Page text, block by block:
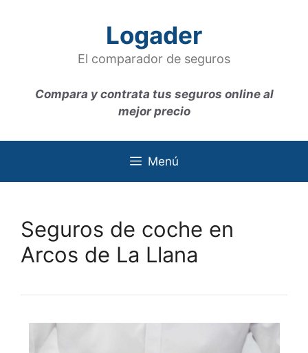
Logader
El comparador de seguros
Compara y contrata tus seguros online al
mejor precio
Menú
Seguros de coche en
Arcos de La Llana